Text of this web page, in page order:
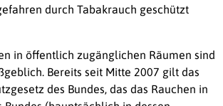
durch Tabakrauch geschützt
in öffentlich zugänglichen Räumen sind
Bereits seit Mitte 2007 gilt das
des Bundes, das das Rauchen in